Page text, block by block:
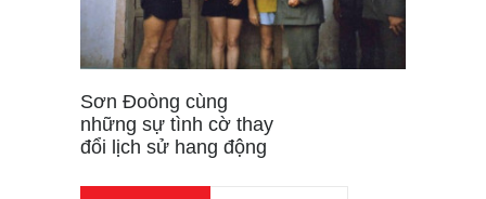
Sơn Đoòng cùng
những sự tình cờ thay
đổi lịch sử hang động